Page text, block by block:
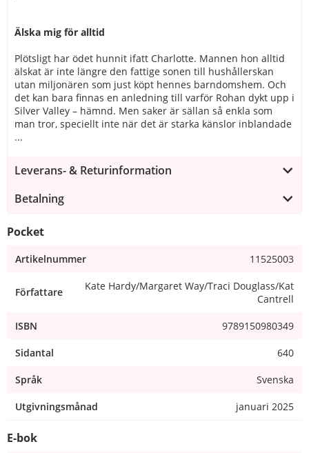
Älska mig för alltid
Plötsligt har ödet hunnit ifatt Charlotte. Mannen hon alltid
älskat är inte längre den fattige sonen till hushållerskan
utan miljonären som just köpt hennes barndomshem. Och
det kan bara finnas en anledning till varför Rohan dykt upp i
Silver Valley – hämnd. Men saker är sällan så enkla som
man tror, speciellt inte när det är starka känslor inblandade
...
Leverans- & Returinformation
Betalning
Pocket
Artikelnummer 11525003
Författare
Kate Hardy/Margaret Way/Traci Douglass/Kat
Cantrell
ISBN 9789150980349
Sidantal 640
Språk Svenska
Utgivningsmånad januari 2025
E-bok